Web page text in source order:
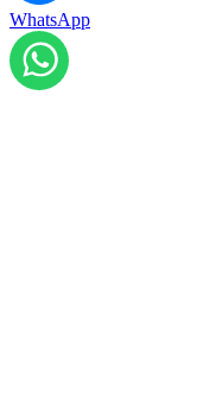
WhatsApp